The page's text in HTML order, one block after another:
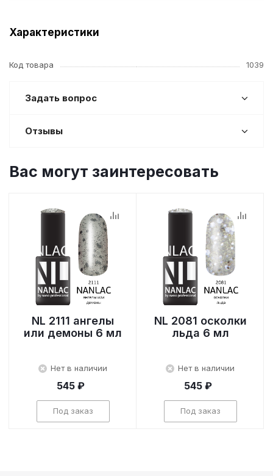
Характеристики
Код товара 1039
Задать вопрос
Отзывы
Вас могут заинтересовать
NL 2111 ангелы
или демоны 6 мл
Нет в наличии
545 ₽
Под заказ
NL 2081 осколки
льда 6 мл
Нет в наличии
545 ₽
Под заказ